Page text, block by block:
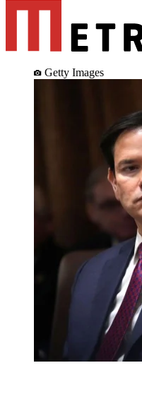
Getty Images